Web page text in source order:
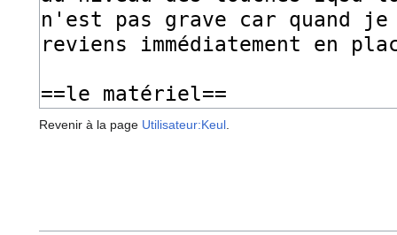
Revenir à la page Utilisateur:Keul